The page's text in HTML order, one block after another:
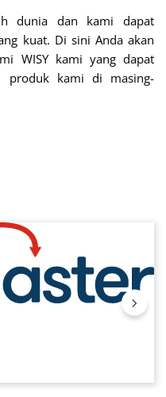
dunia dan kami dapat
kuat. Di sini Anda akan
WISY kami yang dapat
produk kami di masing-